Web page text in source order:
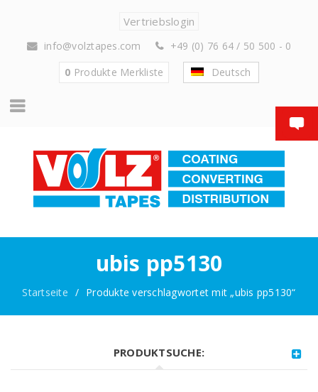
Vertriebslogin
info@volztapes.com
+49 (0) 76 64 / 50 500 - 0
0 Produkte Merkliste Deutsch
ubis pp5130
Startseite / Produkte verschlagwortet mit „ubis pp5130“
PRODUKTSUCHE: